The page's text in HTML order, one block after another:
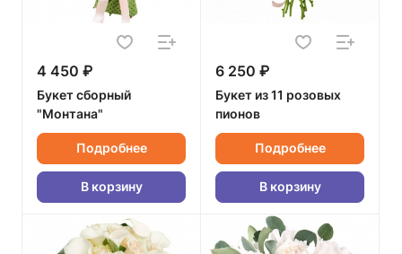
4 450 ₽
Букет сборный
"Монтана"
Подробнее
В корзину
6 250 ₽
Букет из 11 розовых
пионов
Подробнее
В корзину